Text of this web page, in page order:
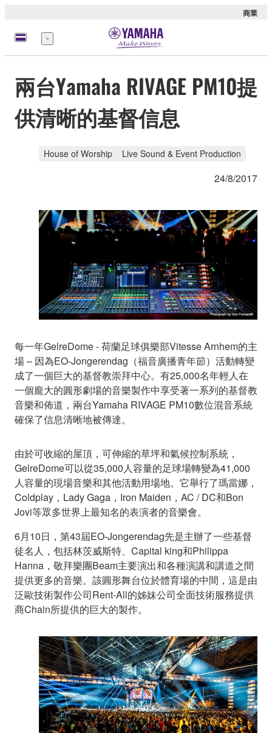
商業
選
單
兩台Yamaha RIVAGE PM10提
供清晰的基督信息
House of Worship Live Sound & Event Production
24/8/2017
每一年GelreDome - 荷蘭足球俱樂部Vitesse Arnhem的主
場 – 因為EO-Jongerendag（福音廣播青年節）活動轉變
成了一個巨大的基督教崇拜中心。有25,000名年輕人在
一個龐大的圓形劇場的音樂製作中享受著一系列的基督教
音樂和佈道，兩台Yamaha RIVAGE PM10數位混音系統
確保了信息清晰地被傳達。
由於可收縮的屋頂，可伸縮的草坪和氣候控制系統，
GelreDome可以從35,000人容量的足球場轉變為41,000
人容量的現場音樂和其他活動用場地。它舉行了瑪當娜，
Coldplay，Lady Gaga，Iron Maiden，AC / DC和Bon
Jovi等眾多世界上最知名的表演者的音樂會。
6月10日，第43屆EO-Jongerendag先是主辦了一些基督
徒名人，包括林茨威斯特、Capital king和Philippa
Hanna，敬拜樂團Beam主要演出和各種演講和講道之間
提供更多的音樂。該圓形舞台位於體育場的中間，這是由
泛歐技術製作公司Rent-All的姊妹公司全面技術服務提供
商Chain所提供的巨大的製作。